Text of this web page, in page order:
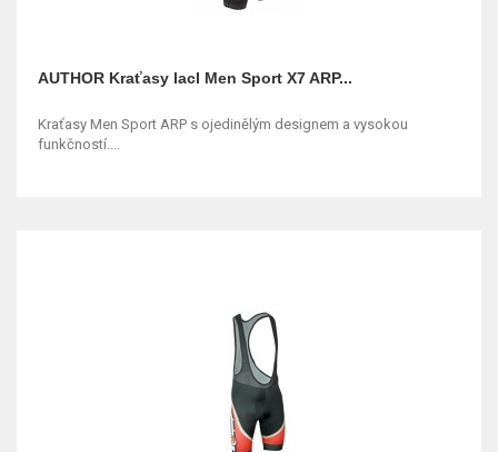
AUTHOR Kraťasy lacl Men Sport X7 ARP...
Kraťasy Men Sport ARP s ojedinělým designem a vysokou
funkčností....